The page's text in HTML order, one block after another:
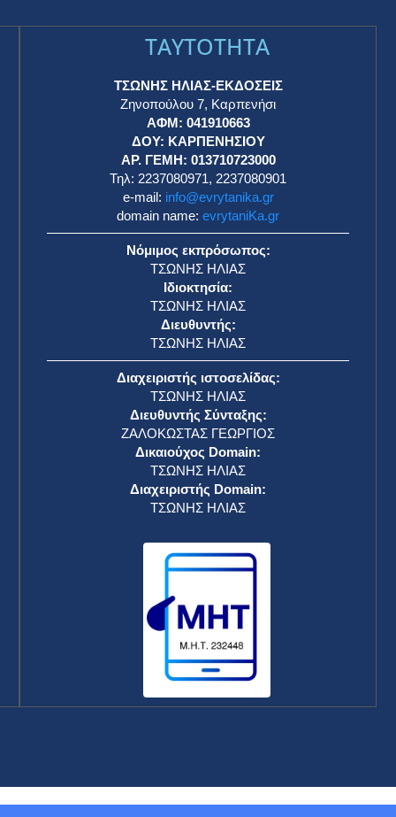
TAYTOTHTA
ΤΣΩΝΗΣ ΗΛΙΑΣ-ΕΚΔΟΣΕΙΣ
Ζηνοπούλου 7, Καρπενήσι
ΑΦΜ: 041910663
ΔΟΥ: ΚΑΡΠΕΝΗΣΙΟΥ
ΑΡ. ΓΕΜΗ: 013710723000
Τηλ: 2237080971, 2237080901
e-mail: info@evrytanika.gr
domain name: evrytaniKa.gr
Νόμιμος εκπρόσωπος:
ΤΣΩΝΗΣ ΗΛΙΑΣ
Ιδιοκτησία:
ΤΣΩΝΗΣ ΗΛΙΑΣ
Διευθυντής:
ΤΣΩΝΗΣ ΗΛΙΑΣ
Διαχειριστής ιστοσελίδας:
ΤΣΩΝΗΣ ΗΛΙΑΣ
Διευθυντής Σύνταξης:
ΖΑΛΟΚΩΣΤΑΣ ΓΕΩΡΓΙΟΣ
Δικαιούχος Domain:
ΤΣΩΝΗΣ ΗΛΙΑΣ
Διαχειριστής Domain:
ΤΣΩΝΗΣ ΗΛΙΑΣ